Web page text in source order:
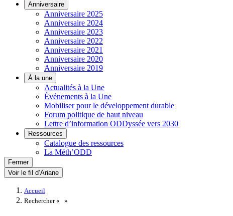
Anniversaire
Anniversaire 2025
Anniversaire 2024
Anniversaire 2023
Anniversaire 2022
Anniversaire 2021
Anniversaire 2020
Anniversaire 2019
À la une
Actualités à la Une
Événements à la Une
Mobiliser pour le développement durable
Forum politique de haut niveau
Lettre d’information ODDyssée vers 2030
Ressources
Catalogue des ressources
La Méth’ODD
Fermer
Voir le fil d’Ariane
Accueil
Rechercher «
»